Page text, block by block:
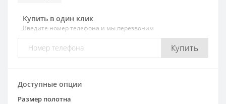
Купить в один клик
Введите номер телефона и мы перезвоним
Купить
Доступные опции
Размер полотна